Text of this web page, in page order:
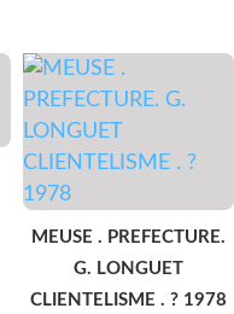
MEUSE . PREFECTURE.
G. LONGUET
CLIENTELISME . ? 1978